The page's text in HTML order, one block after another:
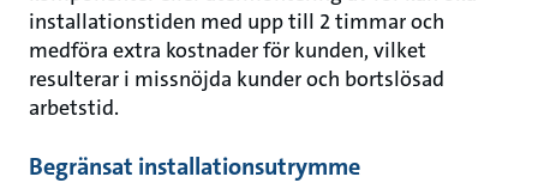
installationstiden med upp till 2 timmar och
medföra extra kostnader för kunden, vilket
resulterar i missnöjda kunder och bortslösad
arbetstid.
Begränsat installationsutrymme